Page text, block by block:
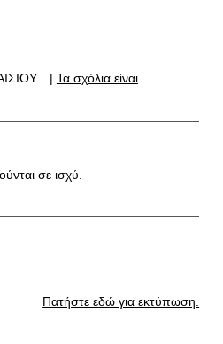
| Τα σχόλια είναι
σε ισχύ.
Πατήστε εδώ για εκτύπωση.